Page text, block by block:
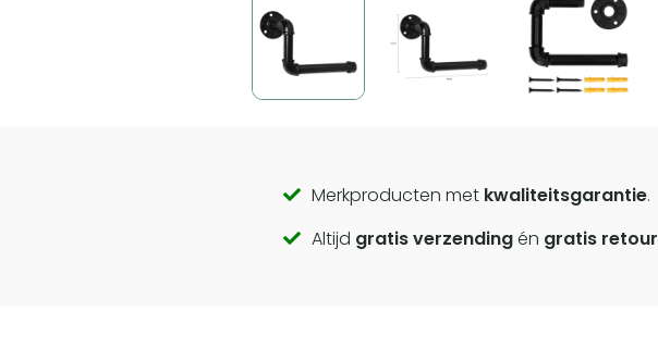
Call
to
Merkproducten met kwaliteitsgarantie.
Altijd gratis verzendingén gratis retour